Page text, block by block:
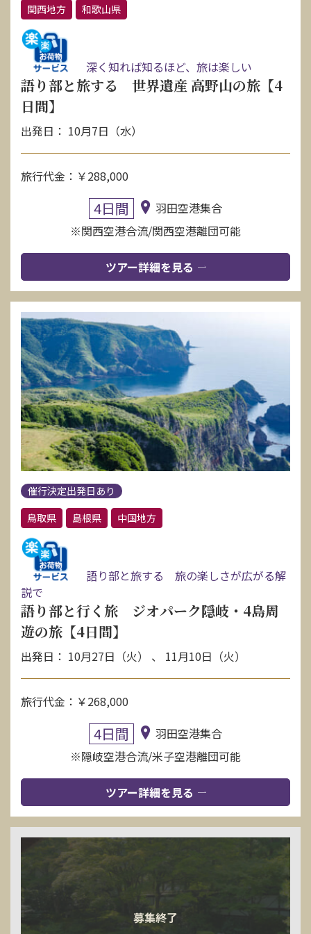
関西地方 和歌山県
深く知れば知るほど、旅は楽しい
語り部と旅する 世界遺産 高野山の旅【4
日間】
出発日： 10月7日（水）
旅行代金：￥288,000
4日間
羽田空港集合
※関西空港合流/関西空港離団可能
ツアー詳細を見る
催行決定出発日あり
鳥取県
島根県 中国地方
語り部と旅する 旅の楽しさが広がる解
説で
語り部と行く旅 ジオパーク隠岐・4島周
遊の旅【4日間】
出発日： 10月27日（火） 、 11月10日（火）
旅行代金：￥268,000
4日間
羽田空港集合
※隠岐空港合流/米子空港離団可能
ツアー詳細を見る